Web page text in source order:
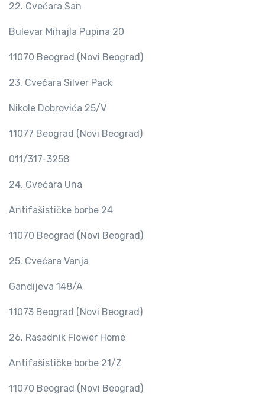
22. Cvećara San
Bulevar Mihajla Pupina 20
11070 Beograd (Novi Beograd)
23. Cvećara Silver Pack
Nikole Dobrovića 25/V
11077 Beograd (Novi Beograd)
011/317-3258
24. Cvećara Una
Antifašističke borbe 24
11070 Beograd (Novi Beograd)
25. Cvećara Vanja
Gandijeva 148/A
11073 Beograd (Novi Beograd)
26. Rasadnik Flower Home
Antifašističke borbe 21/Z
11070 Beograd (Novi Beograd)